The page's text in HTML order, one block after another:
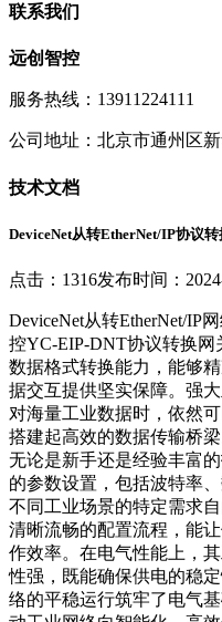
联系我们
远创智控
服务热线：13911224111
公司地址：北京市通州区
技术文档
DeviceNet从转EtherNet/IP协议
点击：1316发布时间：
DeviceNet从转EtherNet/IP
控YC-EIP-DNT协议转换
数据格式转换能力，能够
据交互提供坚实保障。强
对海量工业数据时，依然
搭建起高效的数据传输桥
无论是新手还是经验丰富
的参数设置，包括波特率
不同工业场景的特定需求
清晰流畅的配置流程，能
作效率。在电气性能上，
性强，既能确保供电的稳
络的平稳运行筑牢了电气